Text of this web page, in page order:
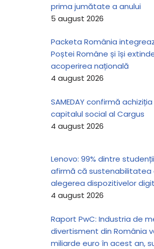
prima jumătate a anului
5 august 2026
Packeta România
Poștei Române și își
acoperirea națională
4 august 2026
SAMEDAY confirmă achiziția
capitalul social al Cargus
4 august 2026
Lenovo: 99% dintre
afirmă că sustenabilitatea
alegerea dispozitivelor
4 august 2026
Raport PwC: Industria de
divertisment din România
miliarde euro în acest an,